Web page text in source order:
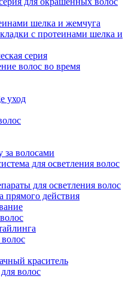
шелка и жемчуга
с протеинами шелка и
серия
волос во время
уход
за волосами
для осветления волос
для осветления волос
прямого действия
краситель
волос